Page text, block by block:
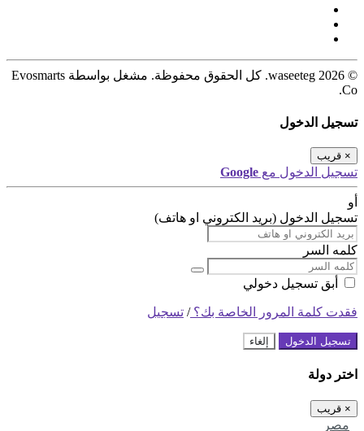
© 2026 waseeteg. كل الحقوق محفوظة. مشغل بواسطة Evosmarts
Co.
تسجيل الدخول
× قريب
تسجيل الدخول مع Google
أو
تسجيل الدخول (بريد الكتروني او هاتف)
كلمه السر
أبق تسجيل دخولي
فقدت كلمة المرور الخاصة بك؟/ تسجيل
تسجيل الدخول إلغاء
اختر دولة
× قريب
مصر